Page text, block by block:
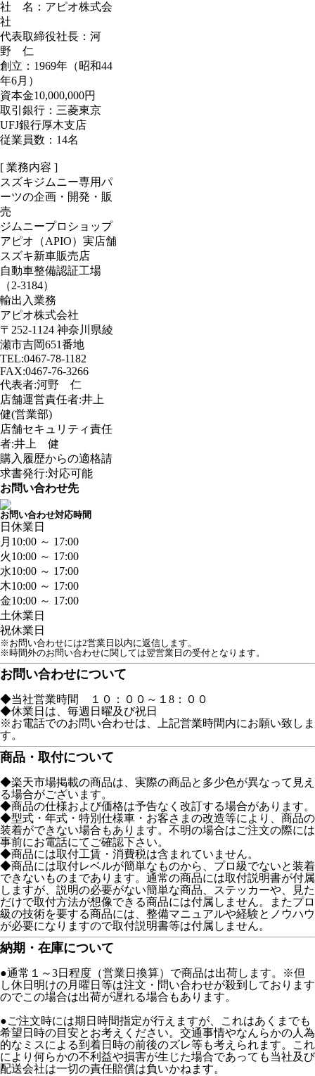
社 名：アピオ株式会
社
代表取締役社長：河
野 仁
創立：1969年（昭和44
年6月）
資本金10,000,000円
取引銀行：三菱東京
UFJ銀行厚木支店
従業員数：14名
[ 業務内容 ]
スズキジムニー専用パ
ーツの企画・開発・販
売
ジムニープロショップ
アピオ（APIO）実店舗
スズキ新車販売店
自動車整備認証工場
（2-3184）
輸出入業務
アピオ株式会社
〒252-1124 神奈川県綾
瀬市吉岡651番地
TEL:0467-78-1182
FAX:0467-76-3266
代表者:河野 仁
店舗運営責任者:井上
健(営業部)
店舗セキュリティ責任
者:井上 健
購入履歴からの適格請
求書発行:対応可能
お問い合わせ先
お問い合わせ対応時間
日 休業日
月 10:00 ～ 17:00
火10:00 ～ 17:00
水10:00 ～ 17:00
木10:00 ～ 17:00
金10:00 ～ 17:00
土休業日
祝休業日
※お問い合わせには2営業日以内に返信します。
※時間外のお問い合わせに関しては翌営業日の受付となります。
お問い合わせについて
◆当社営業時間 １０：００～１8：００
◆休業日は、毎週日曜及び祝日
※お電話でのお問い合わせは、上記営業時間内にお願い致しま
す。
商品・取付について
◆楽天市場掲載の商品は、実際の商品と多少色が異なって見え
る場合がございます。
◆商品の仕様および価格は予告なく改訂する場合があります。
◆型式・年式・特別仕様車・お客さまの改造等により、商品の
装着ができない場合もあります。不明の場合はご注文の際には
事前にお電話にてご確認下さい。
◆商品には取付工賃・消費税は含まれていません。
◆商品には取付レベルが簡単なものから、プロ級でないと装着
できないものまであります。通常の商品には取付説明書が付属
しますが、説明の必要がない簡単な商品、ステッカーや、見た
だけで取付方法が想像できる商品には付属しません。またプロ
級の技術を要する商品には、整備マニュアルや経験とノウハウ
が必要になりますので取付説明書等は付属しません。
納期・在庫について
●通常１～3日程度（営業日換算）で商品は出荷します。※但
し休日明けの月曜日等は注文・問い合わせが殺到しております
のでこの場合は出荷が遅れる場合もあります。
●ご注文時には期日時間指定が行えますが、これはあくまでも
希望日時の目安とお考えください。交通事情やなんらかの人為
的なミスによる到着日時の前後のズレ等も考えられます。これ
により何らかの不利益や損害が生じた場合であっても当社及び
配送会社は一切の責任賠償は負いかねます。